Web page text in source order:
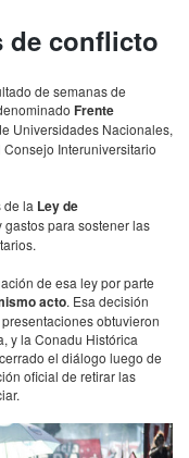
de conflicto
de semanas de
Frente
Universidades Nacionales,
Interuniversitario
de la Ley de
gastos para sostener las
de esa ley por parte
acto. Esa decisión
obtuvieron
y la Conadu Histórica
el diálogo luego de
oficial de retirar las